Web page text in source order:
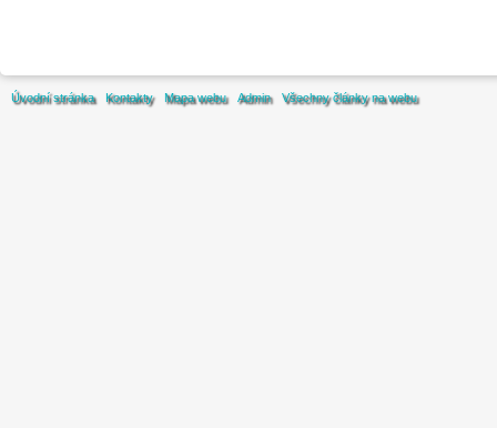
Úvodní stránka Kontakty Mapa webu Admin Všechny články na webu